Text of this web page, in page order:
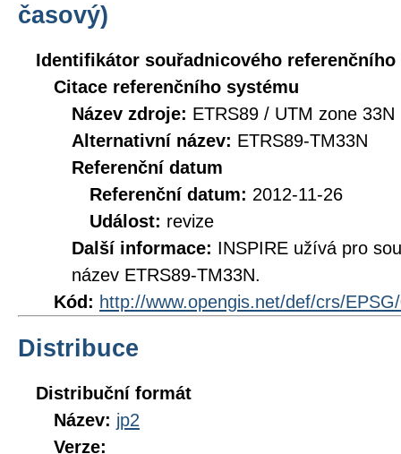
časový)
Identifikátor souřadnicového referenčního
Citace referenčního systému
Název zdroje: ETRS89 / UTM zone 33N
Alternativní název: ETRS89-TM33N
Referenční datum
Referenční datum: 2012-11-26
Událost: revize
Další informace: INSPIRE užívá pro
název ETRS89-TM33N.
Kód: http://www.opengis.net/def/crs/
Distribuce
Distribuční formát
Název: jp2
Verze: